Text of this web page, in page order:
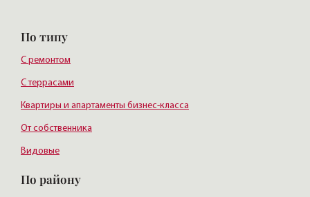
По типу
С ремонтом
С террасами
Квартиры и апартаменты бизнес-класса
От собственника
Видовые
По району